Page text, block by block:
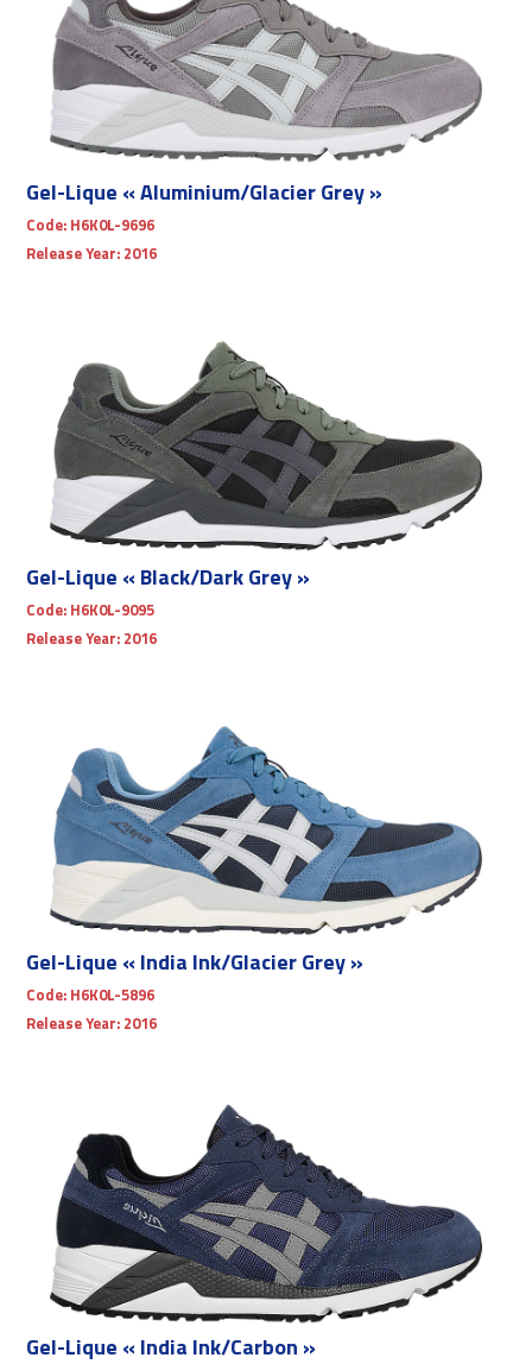
Gel-Lique « Aluminium/Glacier Grey »
Code: H6K0L-9696
Release Year: 2016
Gel-Lique « Black/Dark Grey »
Code: H6K0L-9095
Release Year: 2016
Gel-Lique « India Ink/Glacier Grey »
Code: H6K0L-5896
Release Year: 2016
Gel-Lique « India Ink/Carbon »